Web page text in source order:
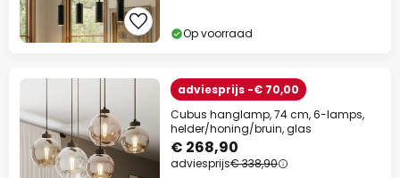
Op voorraad
adviesprijs -€ 70,00
Cubus hanglamp, 74 cm, 6-lamps,
helder/honing/bruin, glas
€ 268,90
adviesprijs€ 338,90